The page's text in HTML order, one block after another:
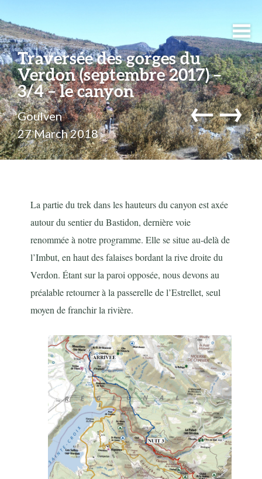
Traversée des gorges du
Verdon (septembre 2017) –
3/4 – le canyon
Goulven
27 March 2018
←→
La partie du trek dans les hauteurs du canyon est axée
autour du sentier du Bastidon, dernière voie
renommée à notre programme. Elle se situe au-delà de
l’Imbut, en haut des falaises bordant la rive droite du
Verdon. Étant sur la paroi opposée, nous devons au
préalable retourner à la passerelle de l’Estrellet, seul
moyen de franchir la rivière.